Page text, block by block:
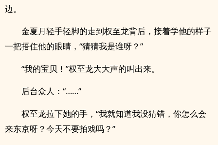
边。
金夏月轻手轻脚的走到权至龙背后，接着学他的样子
一把捂住他的眼睛，“猜猜我是谁呀？”
“我的宝贝！”权至龙大大声的叫出来。
后台众人：“……”
权至龙拉下她的手，“我就知道我没猜错，你怎么会
来东京呀？今天不要拍戏吗？”